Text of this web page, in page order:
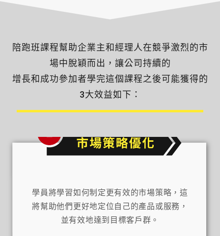
陪跑班課程幫助企業主和經理人在競爭激烈的市
場中脫穎而出，讓公司持續的
增長和成功參加者學完這個課程之後可能獲得的
3大效益如下：
學員將學習如何制定更有效的市場策略，這
將幫助他們更好地定位自己的產品或服務，
並有效地達到目標客戶群。